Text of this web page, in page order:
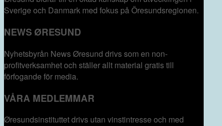
Sverige och Danmark med fokus på Öresundsregionen.
NEWS ØRESUND
Nyhetsbyrån News Øresund drivs som en non-
profitverksamhet och ställer allt material gratis till
förfogande för media.
VÅRA MEDLEMMAR
Øresundsinstituttet drivs utan vinst­intresse och med